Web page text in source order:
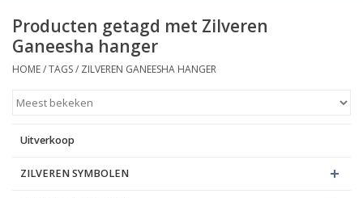
Oorhangers
Producten getagd met Zilveren
Ganeesha hanger
HOME/TAGS/ ZILVEREN GANEESHA HANGER
Uitverkoop
ZILVEREN SYMBOLEN